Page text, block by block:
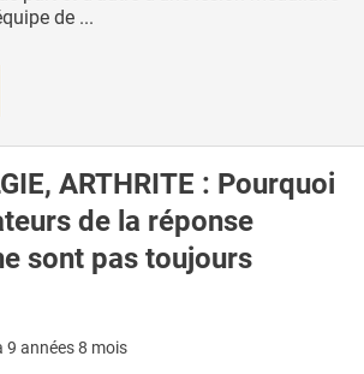
de ...
ARTHRITE : Pourquoi
de la réponse
sont pas toujours
9 années 8 mois